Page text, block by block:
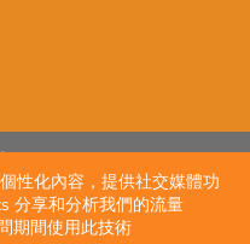
性化內容，提供社交媒體功
分享和分析我們的流量
期間使用此技術